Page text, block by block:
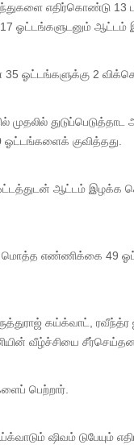
எதிர்கொண்டு 13
ஓட்டங்களுடனும் ஆட்டம்
35 ஓட்டங்களுக்கு 2
குவித்தது.
ஆட்டம் இழக்க
மொத்த எண்ணிக்கை 49
கய்க்வாட், ரவீந்த்ர
வீழ்ச்சியை
பெற்றார்.
ஷிவம் டுபேயும்